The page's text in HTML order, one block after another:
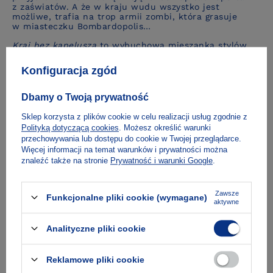
z zaświatów. A że w kraju wudu wszystko jest
możliwe, trafia na trop armii zombi, która grasuje
w miasteczku Bombardopolis…
Kraj bez kapeluszato wybuchowa mieszanka stylów
powieści satyrycznej i mitu
się tu z ironią i pastiszem, a pozornie lekka forma
Laferrière ma własny, rozpoznawalny ton, który czyni
zeń jednego z najważniejszych współczesnych pisarzy
haitańskich.
O autorze
Dostawa i płatność
Konfiguracja zgód
Dbamy o Twoją prywatność
Sklep korzysta z plików cookie w celu realizacji usług zgodnie z
Polityką dotyczącą cookies . Możesz określić warunki
przechowywania lub dostępu do cookie w Twojej przeglądarce.
Więcej informacji na temat warunków i prywatności można
znaleźć także na stronie Prywatność i warunki Google
Funkcjonalne pliki cookie (wymagane)
Zawsze
aktywne
Analityczne pliki cookie
Reklamowe pliki cookie